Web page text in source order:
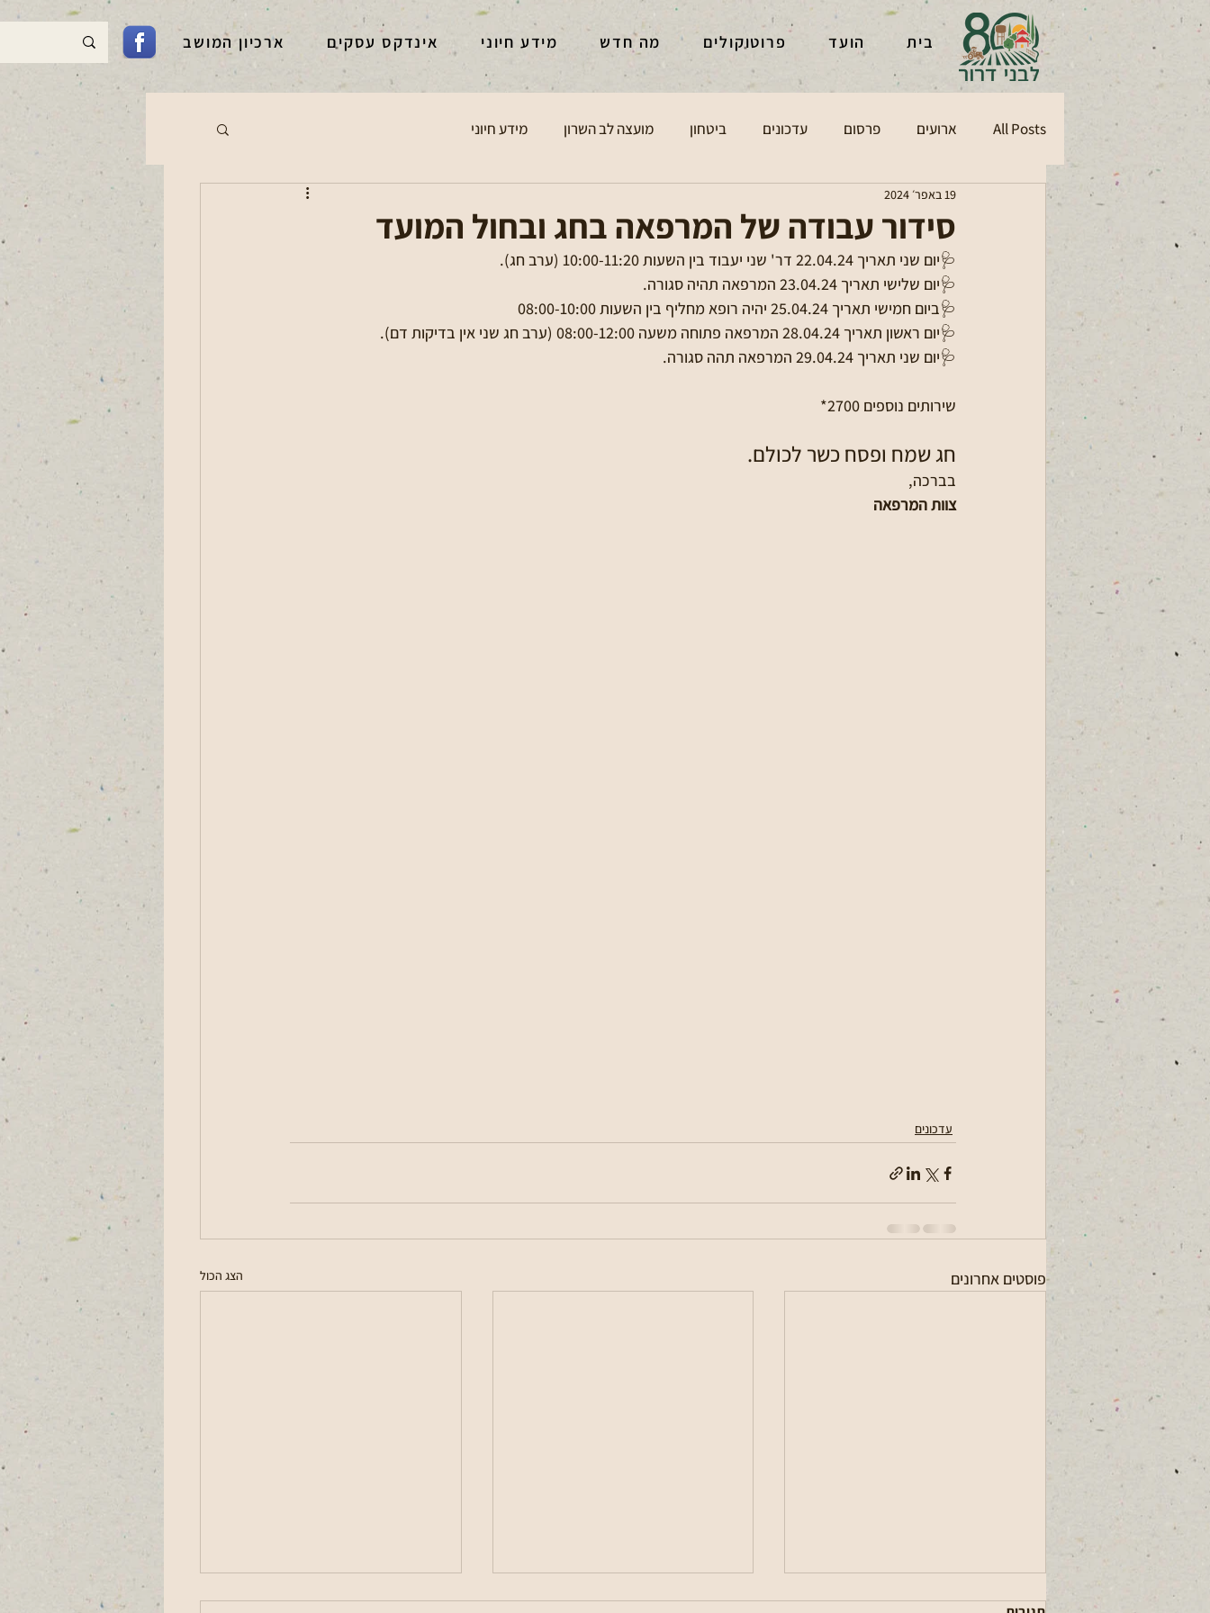
בית הועד פרוטוקולים מה חדש מידע חיוני אינדקס עסקים ארכיון המושב
All Posts ארועים פרסום עדכונים ביטחון מועצה לב השרון מידע חיוני
סידור עבודה של המרפאה בחג ובחול המועד
19 באפר׳ 2024
🩺יום שני תאריך 22.04.24 דר' שני יעבוד בין השעות 10:00-11:20 (ערב חג).
🩺יום שלישי תאריך 23.04.24 המרפאה תהיה סגורה.
🩺ביום חמישי תאריך 25.04.24 יהיה רופא מחליף בין השעות 08:00-10:00
🩺יום ראשון תאריך 28.04.24 המרפאה פתוחה משעה 08:00-12:00 (ערב חג שני אין בדיקות דם).
🩺יום שני תאריך 29.04.24 המרפאה תהה סגורה.
שירותים נוספים 2700*
חג שמח ופסח כשר לכולם.
בברכה,
צוות המרפאה
עדכונים
פוסטים אחרונים הצג הכול